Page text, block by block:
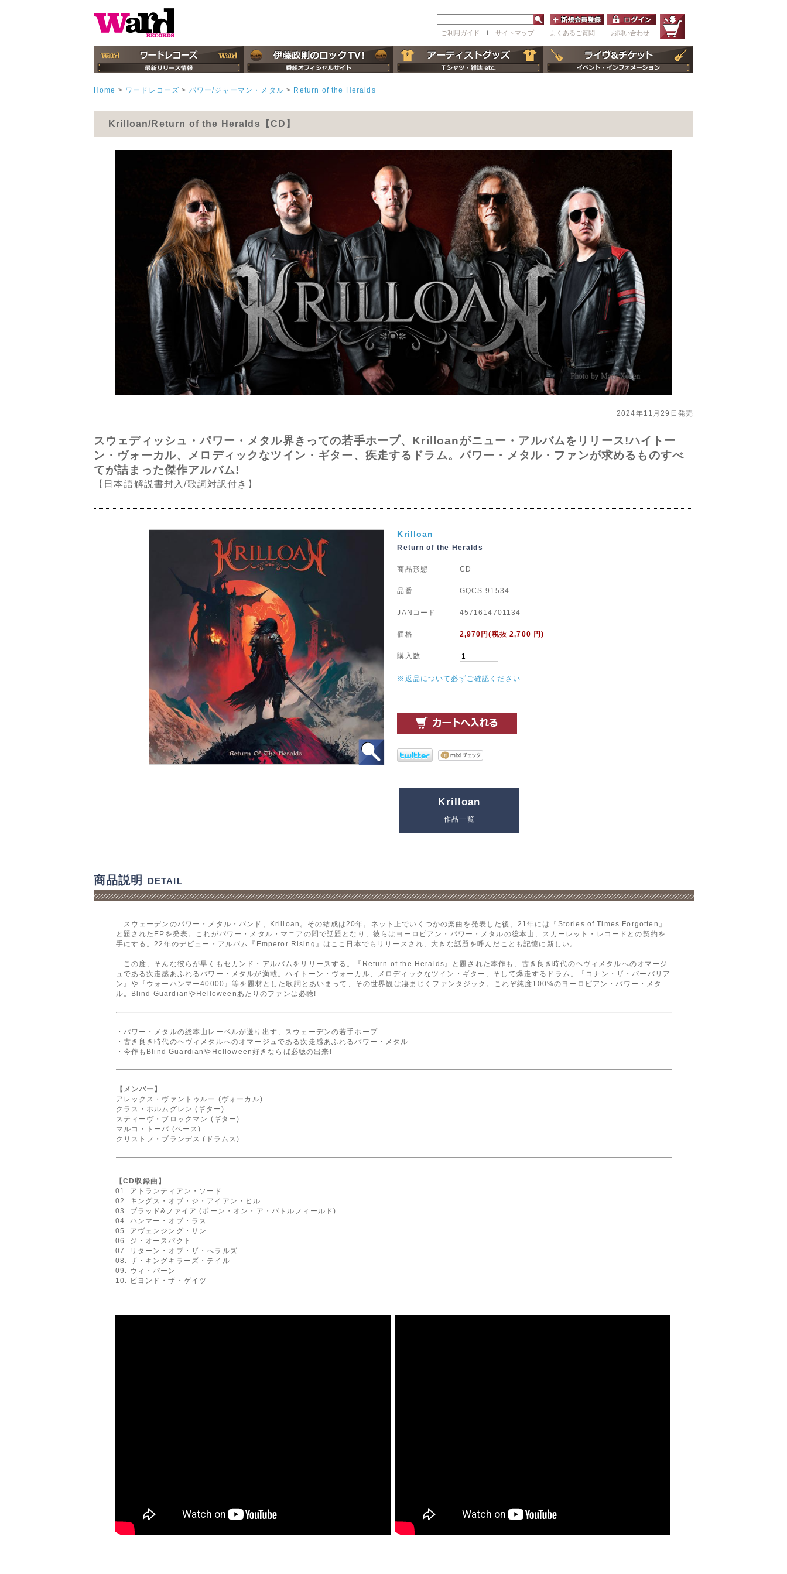
ご利用ガイド ｌ サイトマップ ｌ よくあるご質問 ｌ お問い合わせ
Home > ワードレコーズ > パワー/ジャーマン・メタル > Return of the Heralds
Krilloan/Return of the Heralds【CD】
2024年11月29日発売
スウェディッシュ・パワー・メタル界きっての若手ホープ、Krilloanがニュー・アルバムをリリース!ハイトー
ン・ヴォーカル、メロディックなツイン・ギター、疾走するドラム。パワー・メタル・ファンが求めるものすべ
てが詰まった傑作アルバム!
【日本語解説書封入/歌詞対訳付き】
Krilloan
Return of the Heralds
商品形態 CD
品番 GQCS-91534
JANコード 4571614701134
価格 2,970 円(税抜 2,700 円)
購入数
※返品について必ずご確認ください
Krilloan
作品一覧
商品説明 DETAIL
スウェーデンのパワー・メタル・バンド、Krilloan。その結成は20年。ネット上でいくつかの楽曲を発表した後、21年には『Stories of Times Forgotten』
と題されたEPを発表。これがパワー・メタル・マニアの間で話題となり、彼らはヨーロピアン・パワー・メタルの総本山、スカーレット・レコードとの契約を
手にする。22年のデビュー・アルバム『Emperor Rising』はここ日本でもリリースされ、大きな話題を呼んだことも記憶に新しい。
この度、そんな彼らが早くもセカンド・アルバムをリリースする。『Return of the Heralds』と題された本作も、古き良き時代のヘヴィメタルへのオマージ
ュである疾走感あふれるパワー・メタルが満載。ハイトーン・ヴォーカル、メロディックなツイン・ギター、そして爆走するドラム。『コナン・ザ・バーバリア
ン』や『ウォーハンマー40000』等を題材とした歌詞とあいまって、その世界観は凄まじくファンタジック。これぞ純度100%のヨーロピアン・パワー・メタ
ル。Blind GuardianやHelloweenあたりのファンは必聴!
・パワー・メタルの総本山レーベルが送り出す、スウェーデンの若手ホープ
・古き良き時代のヘヴィメタルへのオマージュである疾走感あふれるパワー・メタル
・今作もBlind GuardianやHelloween好きならば必聴の出来!
【メンバー】
アレックス・ヴァントゥルー (ヴォーカル)
クラス・ホルムグレン (ギター)
スティーヴ・ブロックマン (ギター)
マルコ・トーバ (ベース)
クリストフ・ブランデス (ドラムス)
【CD収録曲】
01. アトランティアン・ソード
02. キングス・オブ・ジ・アイアン・ヒル
03. ブラッド&ファイア (ボーン・オン・ア・バトルフィールド)
04. ハンマー・オブ・ラス
05. アヴェンジング・サン
06. ジ・オースパクト
07. リターン・オブ・ザ・へラルズ
08. ザ・キングキラーズ・テイル
09. ウィ・バーン
10. ビヨンド・ザ・ゲイツ